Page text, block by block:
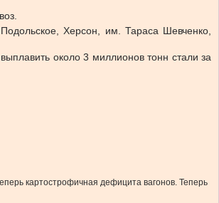
Херсон, им. Тараса Шевченко,
около 3 миллионов тонн стали за
картострофичная дефицита вагонов. Теперь